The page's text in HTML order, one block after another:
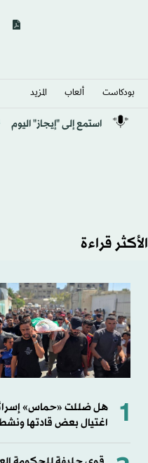
بودكاست ألعاب المزيد
استمع إلى "إيجاز" اليوم
الأكثر قراءة
1
هل ضللت «حماس»
اغتيال بعض قادتها